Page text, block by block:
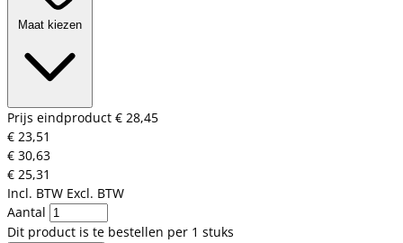
Maat kiezen
Prijs eindproduct € 28,45
€ 23,51
€ 30,63
€ 25,31
Incl. BTW Excl. BTW
Aantal
Dit product is te bestellen per 1 stuks